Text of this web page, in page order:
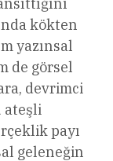
kökten
yazınsal
de görsel
devrimci
ateşli
payı
geleneğin